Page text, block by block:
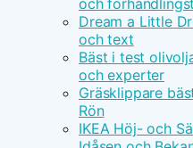
och
Dream a Little
och text
Bäst i test
och experter
Gräsklippare
Rön
IKEA Höj- och